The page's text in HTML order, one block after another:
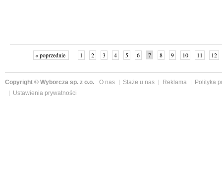
« poprzednie 1 2 3 4 5 6 7 8 9 10 11 12
Copyright © Wyborcza sp. z o.o. O nas Staże u nas Reklama
Polityka
Ustawienia prywatności